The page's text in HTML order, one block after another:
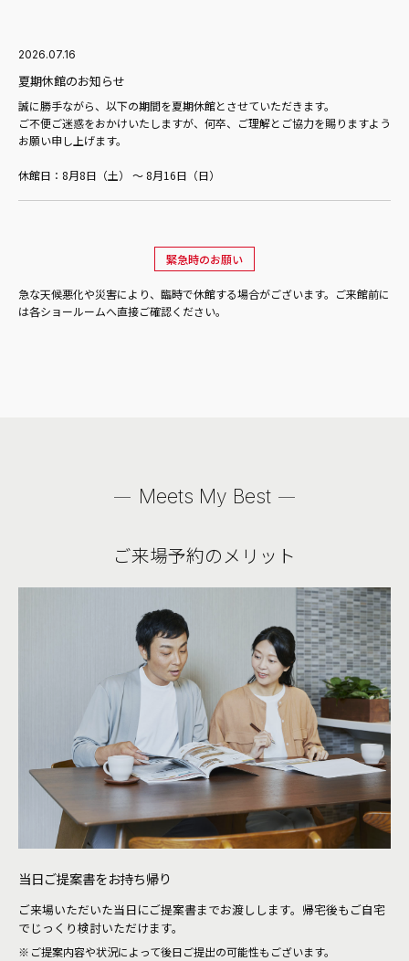
2026.07.16
夏期休館のお知らせ
誠に勝手ながら、以下の期間を夏期休館とさせていただきます。
ご不便ご迷惑をおかけいたしますが、何卒、ご理解とご協力を賜りますよう
お願い申し上げます。
休館日：8月8日（土） ～ 8月16日（日）
緊急時のお願い
急な天候悪化や災害により、臨時で休館する場合がございます。ご来館前に
は各ショールームへ直接ご確認ください。
Meets My Best
ご来場予約のメリット
当日ご提案書をお持ち帰り
ご来場いただいた当日にご提案書までお渡しします。帰宅後もご自宅
でじっくり検討いただけます。
ご提案内容や状況によって後日ご提出の可能性もございます。